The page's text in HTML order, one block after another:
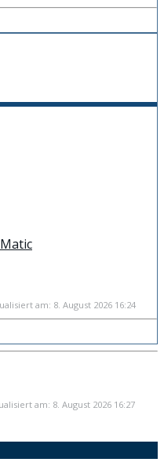
am: 8. August 2026 16:24
am: 8. August 2026 16:27